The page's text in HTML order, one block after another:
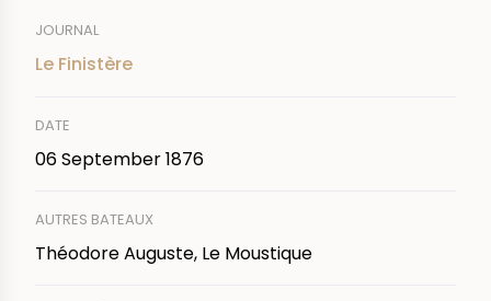
JOURNAL
Le Finistère
DATE
06 September 1876
AUTRES BATEAUX
Théodore Auguste, Le Moustique